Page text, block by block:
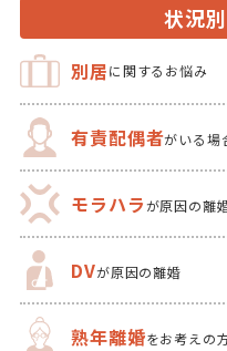
状況
別居に関するお悩み
有責配偶者がいる場
モラハラが原因の離
DVが原因の離婚
熟年離婚をお考えの